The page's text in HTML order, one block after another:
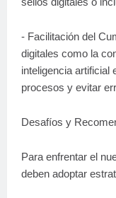
- Facilitación del
digitales como la
inteligencia artificial
procesos y evitar
Desafíos y
Para enfrentar el
deben adoptar